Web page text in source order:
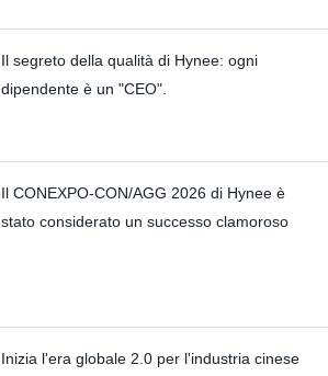
Il segreto della qualità di Hynee: ogni
dipendente è un "CEO".
Il CONEXPO-CON/AGG 2026 di Hynee è
stato considerato un successo clamoroso
Inizia l'era globale 2.0 per l'industria cinese